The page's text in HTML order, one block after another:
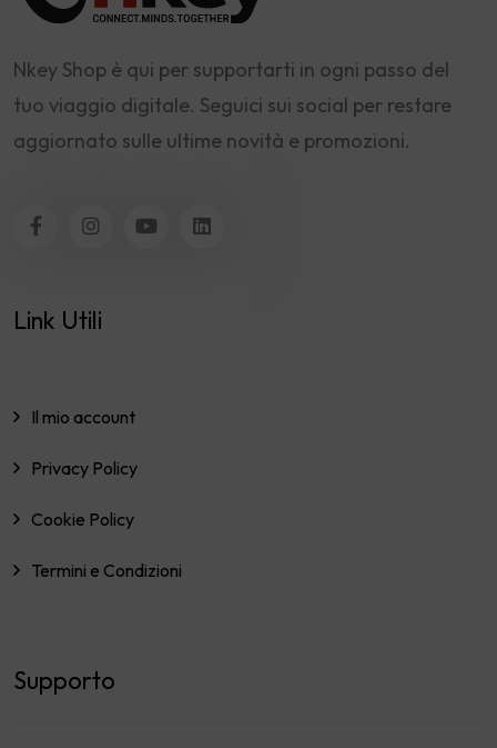
Nkey Shop è qui per supportarti in ogni passo del
tuo viaggio digitale. Seguici sui social per restare
aggiornato sulle ultime novità e promozioni.
Link Utili
Il mio account
Privacy Policy
Cookie Policy
Termini e Condizioni
Supporto